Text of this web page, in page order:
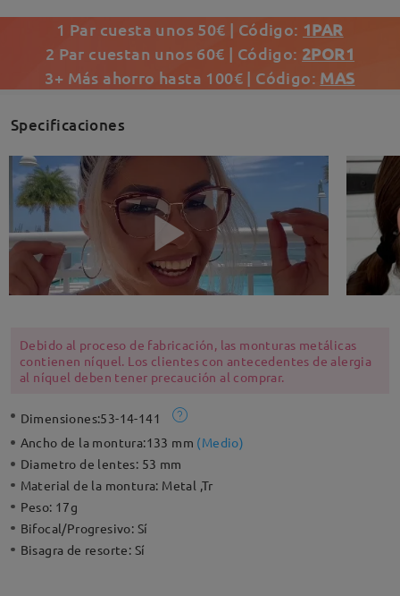
1 Par cuesta unos 50€ | Código: 1PAR
2 Par cuestan unos 60€ | Código: 2POR1
3+ Más ahorro hasta 100€ | Código: MAS
Specificaciones
Debido al proceso de fabricación, las monturas metálicas
contienen níquel. Los clientes con antecedentes de alergia
al níquel deben tener precaución al comprar.
Dimensiones:53-14-141
Ancho de la montura:133 mm (Medio)
Diametro de lentes: 53 mm
Material de la montura: Metal ,Tr
Peso: 17g
Bifocal/Progresivo: Sí
Bisagra de resorte: Sí